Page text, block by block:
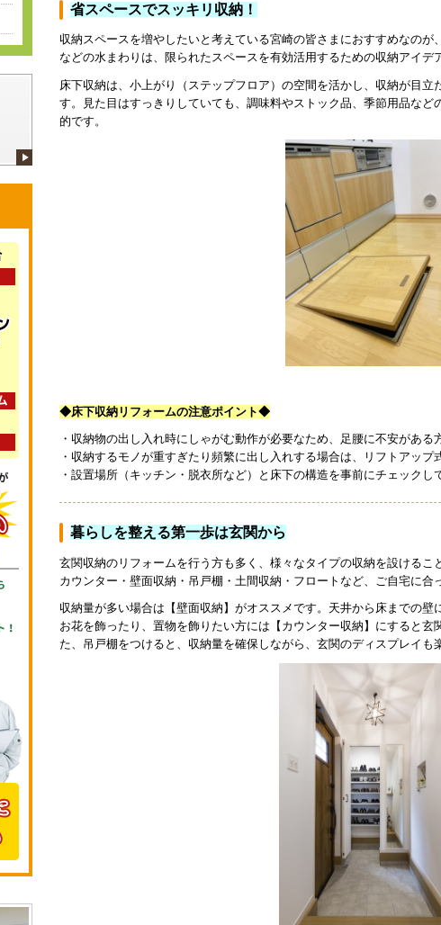
省スペースでスッキリ収納！
収納スペースを増やしたいと考えている宮崎の皆さまにおすすめなの
などの水まわりは、限られたスペースを有効活用するための収納アイデ
床下収納は、小上がり（ステップフロア）の空間を活かし、収納が目
す。見た目はすっきりしていても、調味料やストック品、季節用品な
的です。
◆床下収納リフォームの注意ポイント◆
・収納物の出し入れ時にしゃがむ動作が必要なため、足腰に不安がある
・収納するモノが重すぎたり頻繁に出し入れする場合は、リフトアップ
・設置場所（キッチン・脱衣所など）と床下の構造を事前にチェックし
暮らしを整える第一歩は玄関から
玄関収納のリフォームを行う方も多く、様々なタイプの収納を設けるこ
カウンター・壁面収納・吊戸棚・土間収納・フロートなど、ご自宅に合
収納量が多い場合は【壁面収納】がオススメです。天井から床までの壁
お花を飾ったり、置物を飾りたい方には【カウンター収納】にすると
た、吊戸棚をつけると、収納量を確保しながら、玄関のディスプレイも